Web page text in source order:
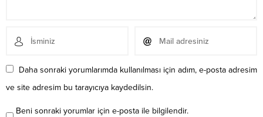
Daha sonraki yorumlarımda kullanılması için adım, e-posta adresim
ve site adresim bu tarayıcıya kaydedilsin.
Beni sonraki yorumlar için e-posta ile bilgilendir.